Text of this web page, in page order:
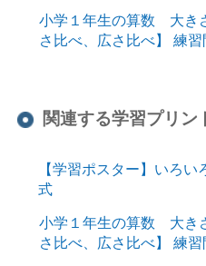
小学１年生の算数 大き
さ比べ、広さ比べ】 練習
関連する学習プリン
【学習ポスター】いろ
式
小学１年生の算数 大き
さ比べ、広さ比べ】 練習